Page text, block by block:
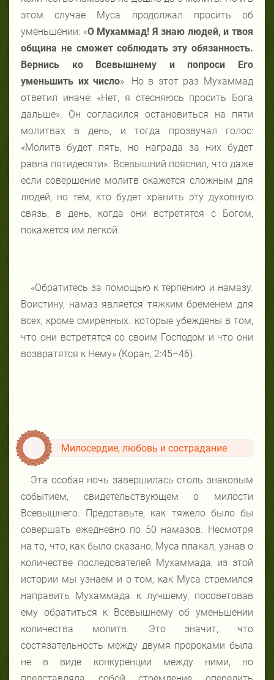
этом случае Муса продолжал просить об
уменьшении: «О Мухаммад! Я знаю людей, и твоя
община не сможет соблюдать эту обязанность.
Вернись ко Всевышнему и попроси Его
уменьшить их число». Но в этот раз Мухаммад
ответил иначе: «Нет, я стесняюсь просить Бога
дальше». Он согласился остановиться на пяти
молитвах в день, и тогда прозвучал голос:
«Молитв будет пять, но награда за них будет
равна пятидесяти». Всевышний пояснил, что даже
если совершение молитв окажется сложным для
людей, но тем, кто будет хранить эту духовную
связь, в день, когда они встретятся с Богом,
покажется им легкой.
«Обратитесь за помощью к терпению и намазу.
Воистину, намаз является тяжким бременем для
всех, кроме смиренных. которые убеждены в том,
что они встретятся со своим Господом и что они
возвратятся к Нему» (Коран, 2:45–46).
Милосердие, любовь и сострадание
Эта особая ночь завершилась столь знаковым
событием, свидетельствующем о милости
Всевышнего. Представьте, как тяжело было бы
совершать ежедневно по 50 намазов. Несмотря
на то, что, как было сказано, Муса плакал, узнав о
количестве последователей Мухаммада, из этой
истории мы узнаем и о том, как Муса стремился
направить Мухаммада к лучшему, посоветовав
ему обратиться к Всевышнему об уменьшении
количества молитв. Это значит, что
состязательность между двумя пророками была
не в виде конкуренции между ними, но